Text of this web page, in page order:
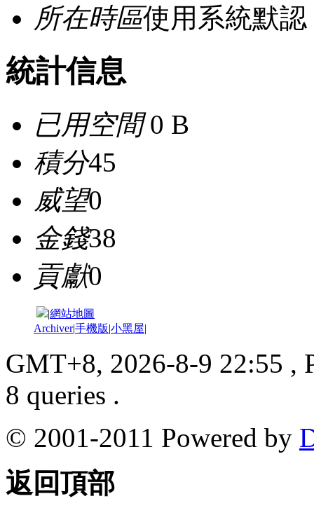
所在時區使用系統默認
統計信息
已用空間0 B
積分45
威望0
金錢38
貢獻0
|網站地圖
Archiver|手機版|小黑屋|
GMT+8, 2026-8-9 22:55 ,
8 queries .
© 2001-2011 Powered by
返回頂部